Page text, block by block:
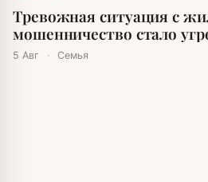
Тревожная ситуация с
мошенничество стало
москвичей
5 Авг · Семья